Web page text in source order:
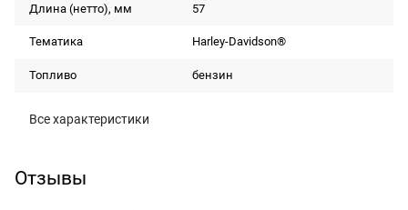
Длина (нетто), мм 57
Тематика Harley-Davidson®
Топливо бензин
Все характеристики
Отзывы